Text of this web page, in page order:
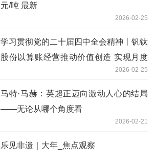
元/吨 最新
2026-02-25
学习贯彻党的二十届四中全会精神丨钒钛
股份以算账经营推动价值创造 实现月度
2026-02-25
马特·马赫：英超正迈向激动人心的结局
——无论从哪个角度看
2026-02-21
乐见非遗｜大年_焦点观察